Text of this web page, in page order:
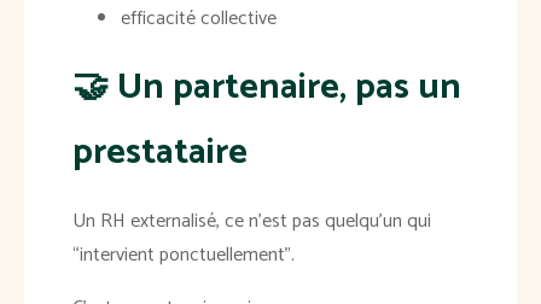
efficacité collective
🤝 Un partenaire, pas un
prestataire
Un RH externalisé, ce n’est pas quelqu’un qui
“intervient ponctuellement”.